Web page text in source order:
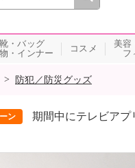
靴・バッグ
・インナー
コスメ
美容
フ
> 防犯／防災グッズ
ン 期間中にテレビアプ